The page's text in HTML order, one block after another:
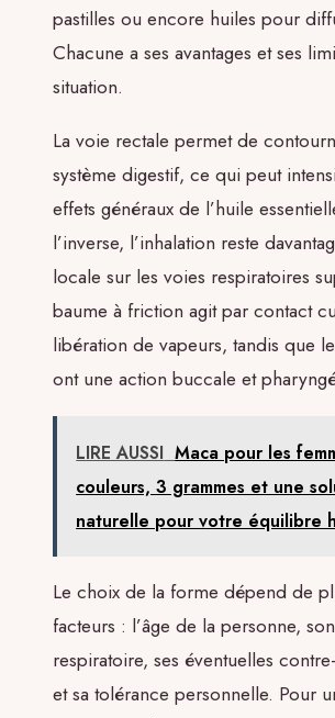
pastilles ou encore huiles pour
Chacune a ses avantages et ses
situation.
La voie rectale permet de
système digestif, ce qui peut
effets généraux de l’huile
l’inverse, l’inhalation reste
locale sur les voies respiratoires
baume à friction agit par contact
libération de vapeurs, tandis que
ont une action buccale et
LIRE AUSSI Maca pour les
couleurs, 3 grammes et une
naturelle pour votre équilibre
Le choix de la forme dépend de
facteurs : l’âge de la personne,
respiratoire, ses éventuelles
et sa tolérance personnelle. Pour